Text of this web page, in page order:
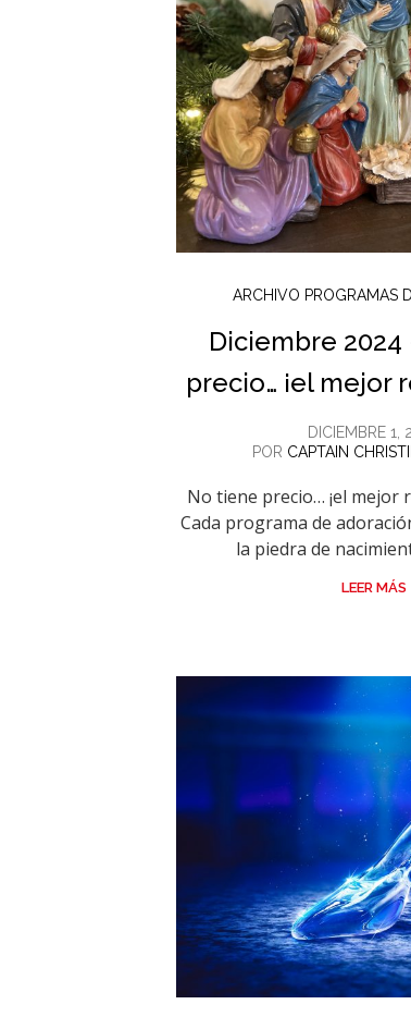
ARCHIVO PROGRAMAS
Diciembre
precio… ¡el mejor
DICIEMBRE 1,
POR CAPTAIN
No tiene precio… ¡el mejor
Cada programa de
la piedra de
LEER MÁS